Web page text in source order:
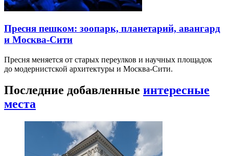
Пресня пешком: зоопарк, планетарий, авангард
и Москва-Сити
Пресня меняется от старых переулков и научных площадок
до модернистской архитектуры и Москва-Сити.
Последние добавленные интересные
места